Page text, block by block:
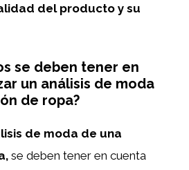
del producto y su
se deben tener en
un análisis de moda
de ropa?
de moda de una
se deben tener en cuenta